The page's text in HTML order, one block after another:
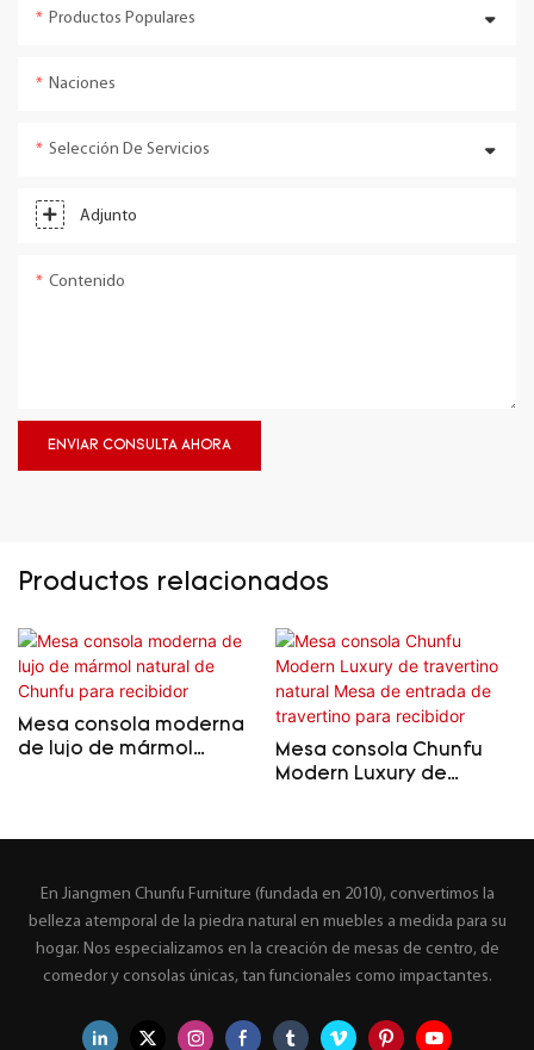
Productos Populares
Naciones
Selección De Servicios
Adjunto
Contenido
ENVIAR CONSULTA AHORA
Productos relacionados
Mesa consola moderna
de lujo de mármol
Mesa consola Chunfu
Modern Luxury de
En Jiangmen Chunfu Furniture (fundada en 2010), convertimos la
belleza atemporal de la piedra natural en muebles a medida para su
hogar. Nos especializamos en la creación de mesas de centro, de
comedor y consolas únicas, tan funcionales como impactantes.